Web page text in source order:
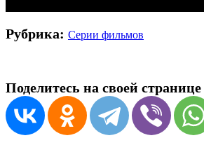
Рубрика: Серии фильмов
Поделитесь на своей странице